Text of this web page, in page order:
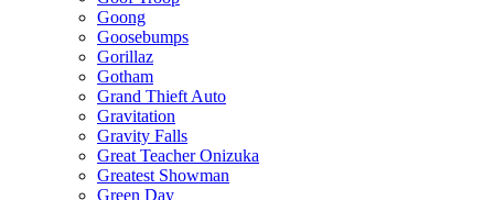
Goong
Goosebumps
Gorillaz
Gotham
Grand Thieft Auto
Gravitation
Gravity Falls
Great Teacher Onizuka
Greatest Showman
Green Day